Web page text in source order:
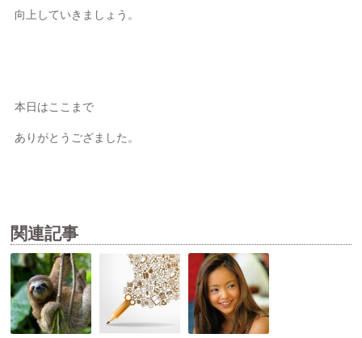
向上していきましょう。
本日はここまで
ありがとうござました。
関連記事